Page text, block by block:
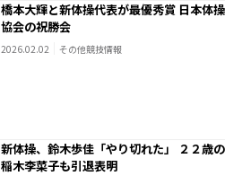
橋本大輝と新体操代表が最優秀賞 日本体操
協会の祝勝会
2026.02.02 その他競技情報
新体操、鈴木歩佳「やり切れた」 ２２歳の
稲木李菜子も引退表明